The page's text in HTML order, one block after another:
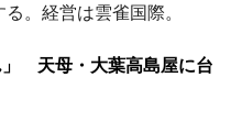
。経営は雲雀国際。
天母・大葉高島屋に台